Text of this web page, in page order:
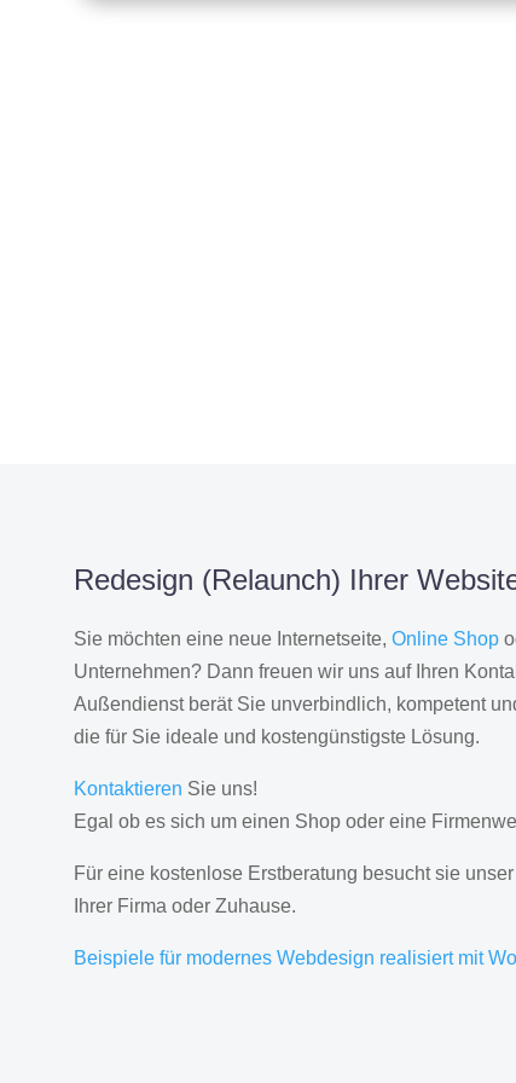
Redesign (Relaunch) Ihrer
Sie möchten eine neue Internetseite, Online Shop
Unternehmen? Dann freuen wir uns auf Ihren
Außendienst berät Sie unverbindlich, kompetent
die für Sie ideale und kostengünstigste Lösung.
Kontaktieren Sie uns!
Egal ob es sich um einen Shop oder eine
Für eine kostenlose Erstberatung besucht sie
Ihrer Firma oder Zuhause.
Beispiele für modernes Webdesign realisiert mit